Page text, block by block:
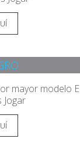
mayor modelo E